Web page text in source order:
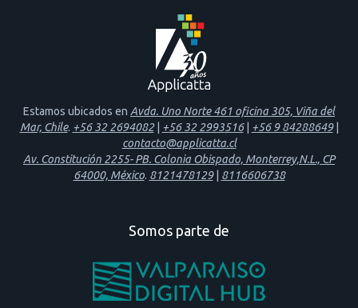
Estamos ubicados en Avda. Uno Norte 461 oficina 305, Viña del
Mar, Chile. +56 32 2694082| +56 32 2993516| +56 9 84288649|
contacto@applicatta.cl
Av. Constitución 2255- PB. Colonia Obispado, Monterrey,N.L., CP
64000, México. 8121478129| 8116606738
Somos parte de